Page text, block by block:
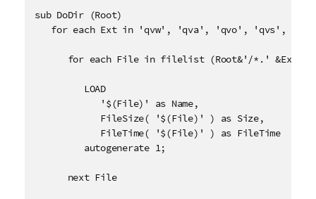
sub DoDir (Root)
for each Ext in 'qvw', 'qva', 'qvo', 'qvs',
      for each File in filelist (Root&'/*.' &Ext)
         LOAD
            '$(File)' as Name,
            FileSize( '$(File)' ) as Size,
            FileTime( '$(File)' ) as FileTime
         autogenerate 1;
      next File